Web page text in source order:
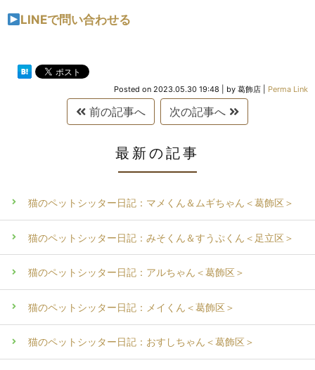
LINEで問い合わせる
Posted on 2023.05.30 19:48 by 葛飾店 Perma Link
前の記事へ 次の記事へ
最新の記事
猫のペットシッター日記：マメくん＆ムギちゃん＜葛飾区＞
猫のペットシッター日記：みそくん＆すうぷくん＜足立区＞
猫のペットシッター日記：アルちゃん＜葛飾区＞
猫のペットシッター日記：メイくん＜葛飾区＞
猫のペットシッター日記：おすしちゃん＜葛飾区＞